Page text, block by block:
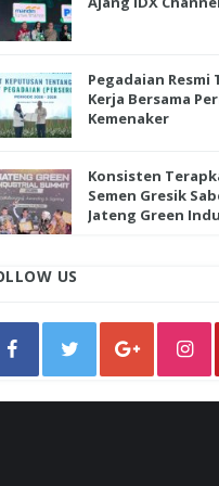
Pegadaian Resmi
Kerja Bersama
Kemenaker
Konsisten
Semen Gresik
Jateng Green
US